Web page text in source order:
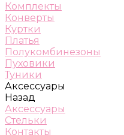
Комплекты
Конверты
Куртки
Платья
Полукомбинезоны
Пуховики
Туники
Аксессуары
Назад
Аксессуары
Стельки
Контакты